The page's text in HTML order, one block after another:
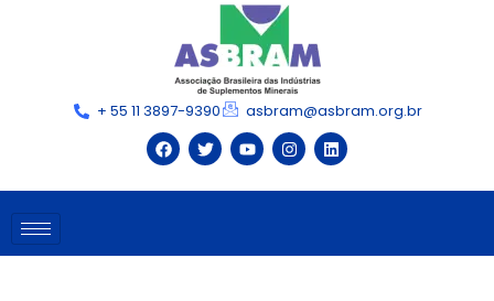
+ 55 11 3897-9390 asbram@asbram.org.br